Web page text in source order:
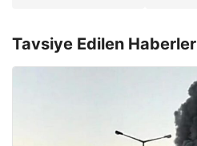
Tavsiye Edilen Haberler